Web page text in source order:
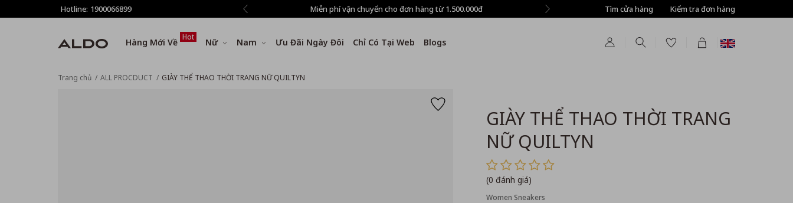
Hotline: 1900066899
thêm 8% tất cả sản phẩm ở bước Thanh toán Miễn phí vận chuyển cho đơn hàng từ 1.500.000đ Tự động giảm thêm 8% tất cả sản phẩm ở bước
Tìm cửa hàng Kiểm tra đơn hàng
Hàng Mới Về Hot Nữ Nam Ưu Đãi Ngày Đôi Chỉ Có Tại Web Blogs
Trang chủ ALL PROCDUCT GIÀY THỂ THAO THỜI TRANG NỮ QUILTYN
GIÀY THỂ THAO THỜI TRANG
NỮ QUILTYN
(0 đánh giá)
Women Sneakers